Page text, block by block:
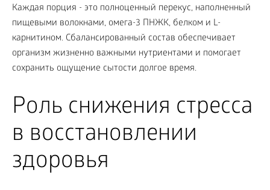
Каждая порция - это полноценный перекус, наполненный
пищевыми волокнами, омега-3 ПНЖК, белком и L-
карнитином. Сбалансированный состав обеспечивает
организм жизненно важными нутриентами и помогает
сохранить ощущение сытости долгое время.
Роль снижения стресса
в восстановлении
здоровья